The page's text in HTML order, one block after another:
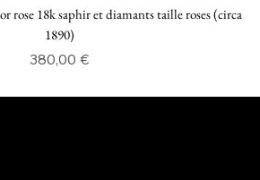
rose 18k saphir et diamants taille roses (circa
1890)
Prix
380,00 €